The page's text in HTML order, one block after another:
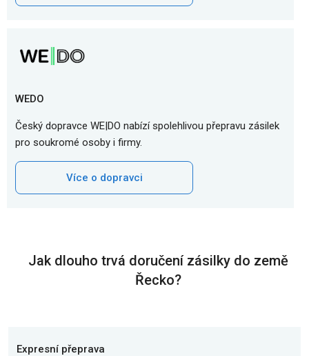
WEDO
Český dopravce WE|DO nabízí spolehlivou přepravu zásilek
pro soukromé osoby i firmy.
Více o dopravci
Jak dlouho trvá doručení zásilky do země
Řecko?
Expresní přeprava